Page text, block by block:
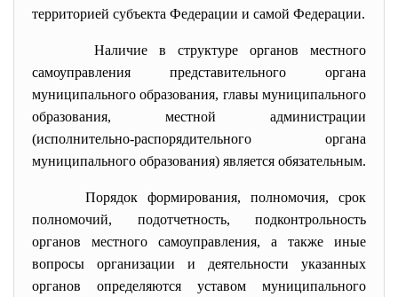
территорией субъекта Федерации и самой Федерации.
Наличие в структуре органов местного
самоуправления представительного органа
муниципального образования, главы муниципального
образования, местной администрации
(исполнительно-распорядительного органа
муниципального образования) является обязательным.
Порядок формирования, полномочия, срок
полномочий, подотчетность, подконтрольность
органов местного самоуправления, а также иные
вопросы организации и деятельности указанных
органов определяются уставом муниципального